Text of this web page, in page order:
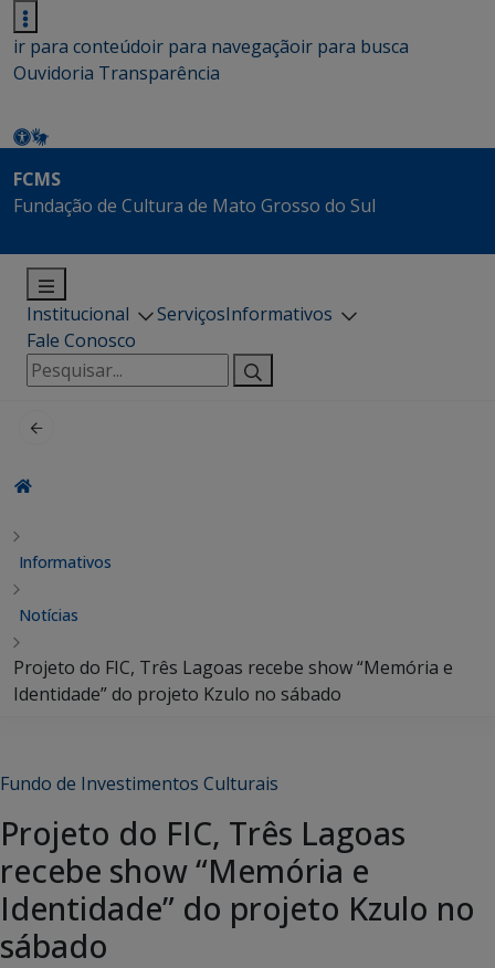
ir para conteúdoir para navegaçãoir para busca
Ouvidoria Transparência
FCMS
Fundação de Cultura de Mato Grosso do Sul
Institucional ServiçosInformativos
Fale Conosco
Pesquisar
por:
Informativos
Notícias
Projeto do FIC, Três Lagoas recebe show “Memória e
Identidade” do projeto Kzulo no sábado
Fundo de Investimentos Culturais
Projeto do FIC, Três Lagoas
recebe show “Memória e
Identidade” do projeto Kzulo no
sábado